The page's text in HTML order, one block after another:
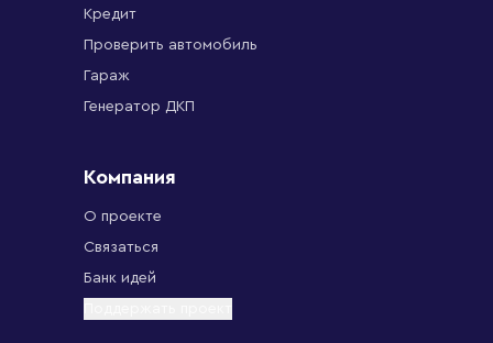
Кредит
Проверить автомобиль
Гараж
Генератор ДКП
Компания
О проекте
Связаться
Банк идей